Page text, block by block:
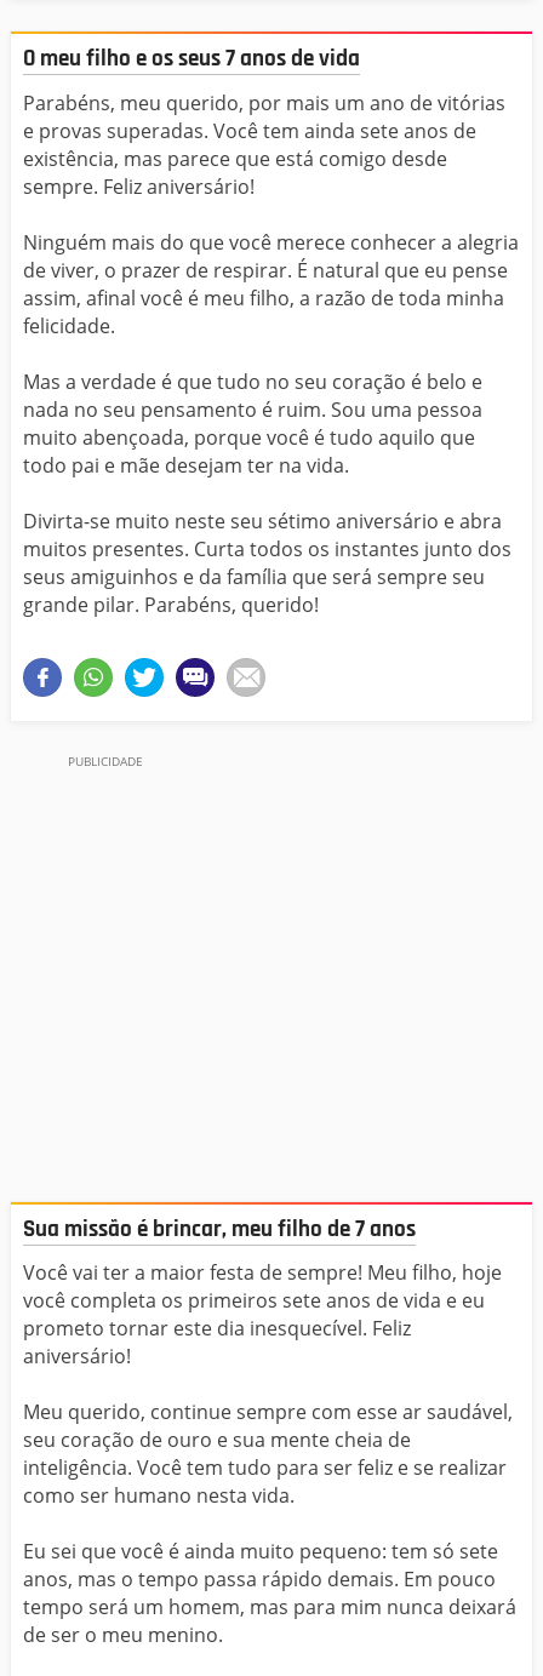
O meu filho e os seus 7 anos de vida
Parabéns, meu querido, por mais um ano de vitórias
e provas superadas. Você tem ainda sete anos de
existência, mas parece que está comigo desde
sempre. Feliz aniversário!
Ninguém mais do que você merece conhecer a alegria
de viver, o prazer de respirar. É natural que eu pense
assim, afinal você é meu filho, a razão de toda minha
felicidade.
Mas a verdade é que tudo no seu coração é belo e
nada no seu pensamento é ruim. Sou uma pessoa
muito abençoada, porque você é tudo aquilo que
todo pai e mãe desejam ter na vida.
Divirta-se muito neste seu sétimo aniversário e abra
muitos presentes. Curta todos os instantes junto dos
seus amiguinhos e da família que será sempre seu
grande pilar. Parabéns, querido!
Sua missão é brincar, meu filho de 7 anos
Você vai ter a maior festa de sempre! Meu filho, hoje
você completa os primeiros sete anos de vida e eu
prometo tornar este dia inesquecível. Feliz
aniversário!
Meu querido, continue sempre com esse ar saudável,
seu coração de ouro e sua mente cheia de
inteligência. Você tem tudo para ser feliz e se realizar
como ser humano nesta vida.
Eu sei que você é ainda muito pequeno: tem só sete
anos, mas o tempo passa rápido demais. Em pouco
tempo será um homem, mas para mim nunca deixará
de ser o meu menino.